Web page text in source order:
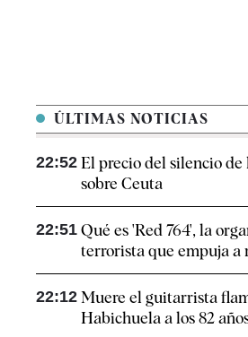
ÚLTIMAS NOTICIAS
22:52 El precio del silencio
sobre Ceuta
22:51 Qué es 'Red 764', la
terrorista que empuja a
22:12 Muere el guitarrista
Habichuela a los 82